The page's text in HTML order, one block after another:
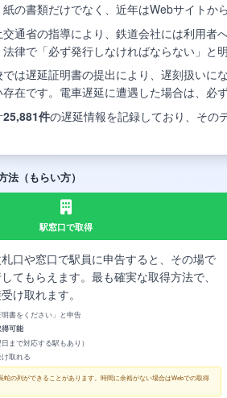
の書類だけでなく、近年はWebサイトか
通省の指導により、鉄道会社には利用
律で「必ず発行しなければならない」と
は遅延証明書の提出により、遅刻扱い
在です。電車遅延に遭遇した場合は、必
25,881件の遅延情報を記録しており、その
法（もらい方）
駅窓口で取得
口や窓口で駅員に申告すると、その場で
てもらえます。最も確実な取得方法で、
け取れます。
書をください」と申告
可能
まで対応する駅もあり）
取れる
蛇の列ができることがあります。時間に余裕がない場合はWebでの取得